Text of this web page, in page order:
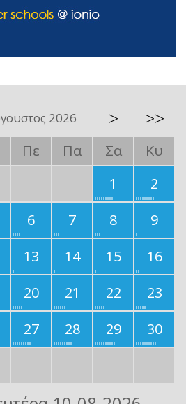
2026 > >>
Πε Πα Σα
Κυ
1
2
6 7 8
9
13 14 15
16
20 21 22
23
27 28 29
30